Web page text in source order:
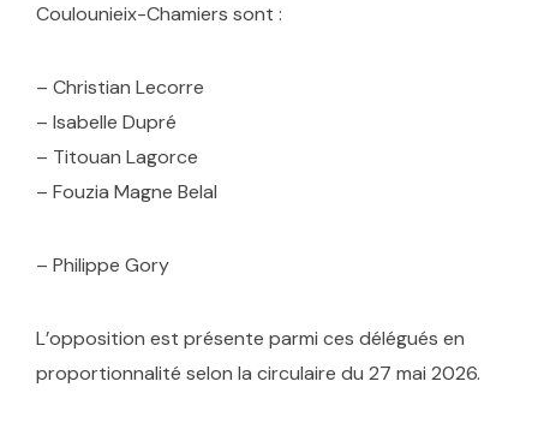
Coulounieix-Chamiers sont :
– Christian Lecorre
– Isabelle Dupré
– Titouan Lagorce
– Fouzia Magne Belal
– Philippe Gory
L’opposition est présente parmi ces délégués en
proportionnalité selon la circulaire du 27 mai 2026.